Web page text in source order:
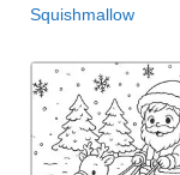
Squishmallow